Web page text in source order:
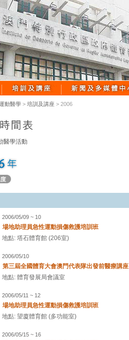
動醫學 > 培訓及講座 > 2006
醫學活動
2006/05/09 ~ 10
場地助理員急性運動損傷救護培訓班
地點: 塔石體育館 (206室)
2006/05/10
第三屆全國體育大會澳門代表隊出發前醫療講座
地點: 體育發展局會議室
2006/05/11 ~ 12
場地助理員急性運動損傷救護培訓班
地點: 望廈體育館 (多功能室)
2006/05/15 ~ 16